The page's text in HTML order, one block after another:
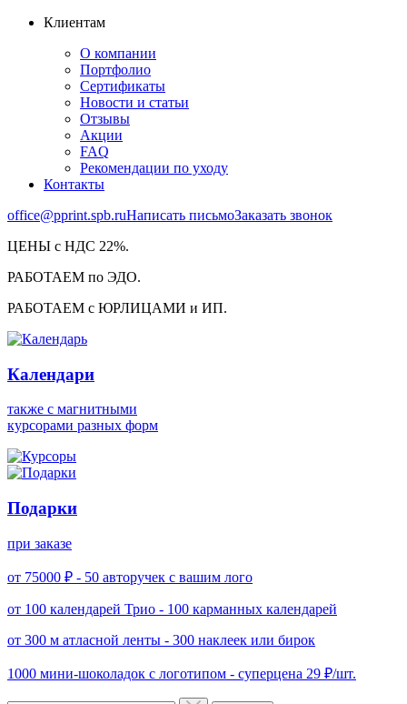
Клиентам
О компании
Портфолио
Сертификаты
Новости и статьи
Отзывы
Акции
FAQ
Рекомендации по уходу
Контакты
office@pprint.spb.ruНаписать письмоЗаказать звонок
ЦЕНЫ с НДС 22%.
РАБОТАЕМ по ЭДО.
РАБОТАЕМ с ЮРЛИЦАМИ и ИП.
Календари
также с магнитными
курсорами разных форм
Подарки
при заказе
от 75000 ₽ - 50 авторучек с вашим лого
от 100 календарей Трио - 100 карманных календарей
от 300 м атласной ленты - 300 наклеек или бирок
1000 мини-шоколадок с логотипом - суперцена 29 ₽/шт.